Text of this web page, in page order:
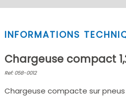
INFORMATIONS
Chargeuse compact
Ref: 058-0012
Chargeuse compacte sur pneus